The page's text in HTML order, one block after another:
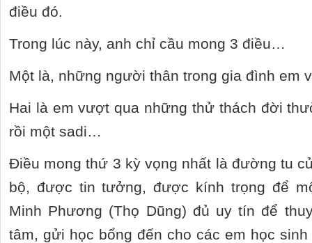
điều đó.
Trong lúc này, anh chỉ cầu mong 3 điều…
Một là, những người thân trong gia đình em
Hai là em vượt qua những thử thách đời
rồi một sadi…
Điều mong thứ 3 kỳ vọng nhất là đường tu
bộ, được tin tưởng, được kính trọng để
Minh Phương (Thọ Dũng) đủ uy tín để
tâm, gửi học bổng đến cho các em học